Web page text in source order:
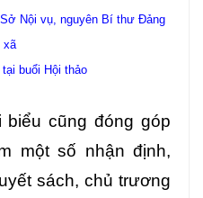
Nội vụ, nguyên Bí thư Đảng
xã
buổi Hội thảo
biểu cũng đóng góp
một số nhận định,
sách, chủ trương